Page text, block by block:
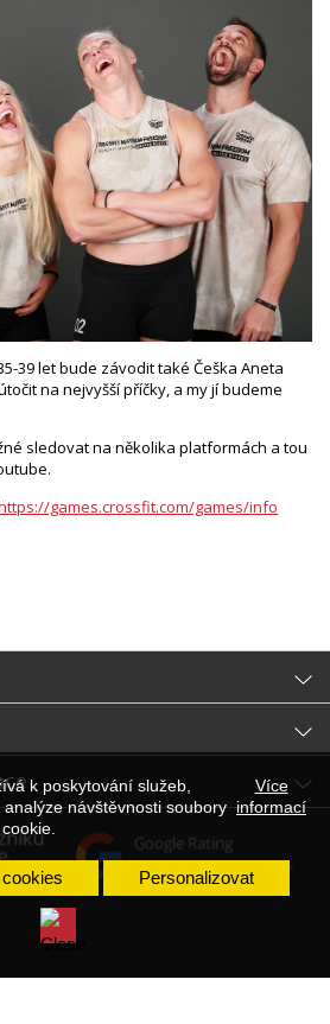
k poskytování služeb,
návštěvnosti soubory
cookie.
Více
informací
Personalizovat
39 let bude závodit také Češka Aneta
na nejvyšší příčky, a my jí budeme
sledovat na několika platformách a tou
games.crossfit.com/games/info